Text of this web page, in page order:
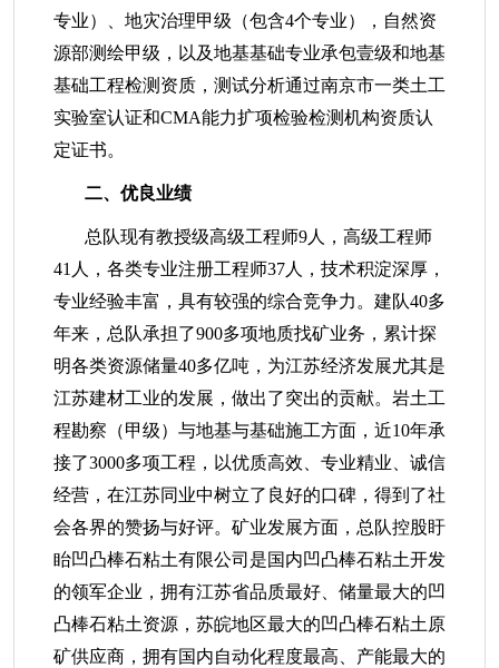
专业）、地灾治理甲级（包含4个专业），自然资
源部测绘甲级，以及地基基础专业承包壹级和地基
基础工程检测资质，测试分析通过南京市一类土工
实验室认证和CMA能力扩项检验检测机构资质认
定证书。
二、优良业绩
总队现有教授级高级工程师9人，高级工程师
41人，各类专业注册工程师37人，技术积淀深厚，
专业经验丰富，具有较强的综合竞争力。建队40多
年来，总队承担了900多项地质找矿业务，累计探
明各类资源储量40多亿吨，为江苏经济发展尤其是
江苏建材工业的发展，做出了突出的贡献。岩土工
程勘察（甲级）与地基与基础施工方面，近10年承
接了3000多项工程，以优质高效、专业精业、诚信
经营，在江苏同业中树立了良好的口碑，得到了社
会各界的赞扬与好评。矿业发展方面，总队控股盱
眙凹凸棒石粘土有限公司是国内凹凸棒石粘土开发
的领军企业，拥有江苏省品质最好、储量最大的凹
凸棒石粘土资源，苏皖地区最大的凹凸棒石粘土原
矿供应商，拥有国内自动化程度最高、产能最大的